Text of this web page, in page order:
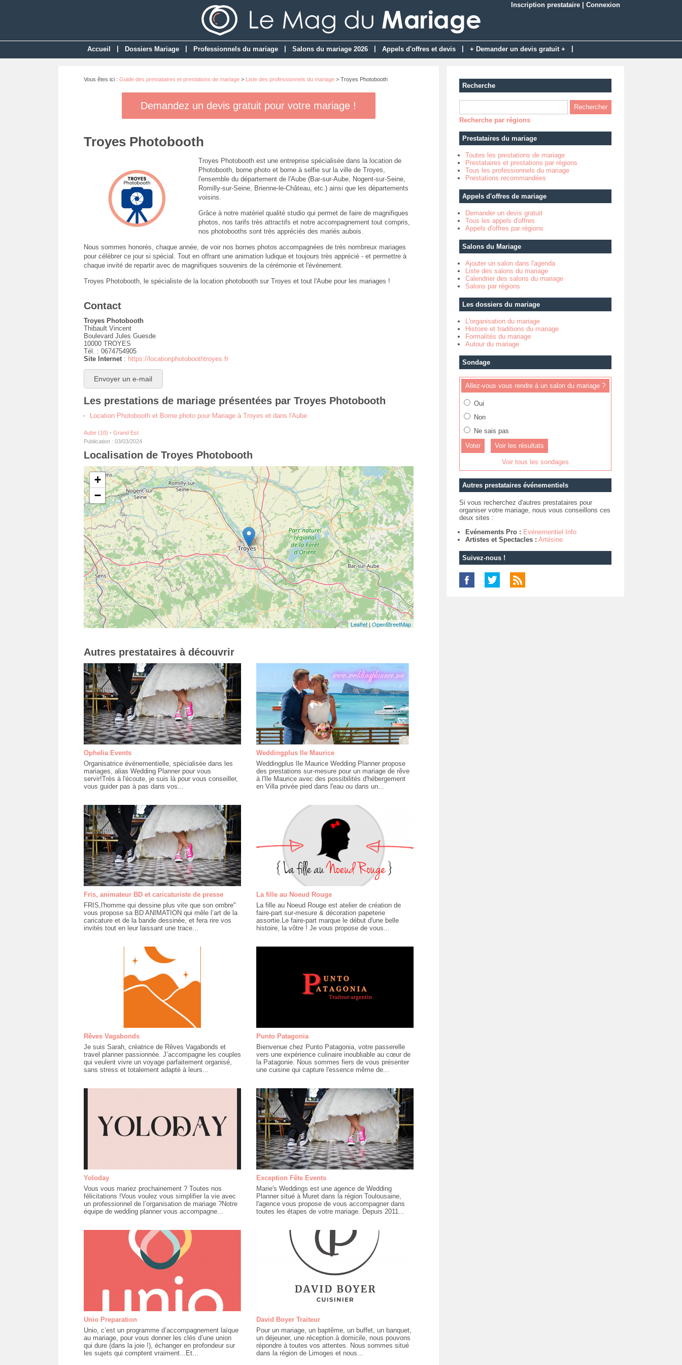
Inscription prestataire Connexion
Accueil Dossiers Mariage Professionnels du mariage Salons du mariage 2026 Appels d'offres et devis + Demander un devis gratuit +
Vous êtes ici : Guide des prestataires et prestations de mariage> Liste des professionnels du mariage> Troyes Photobooth
Demandez un devis gratuit pour votre mariage !
Troyes Photobooth
Troyes Photobooth est une entreprise spécialisée dans la location de
Photobooth, borne photo et borne à selfie sur la ville de Troyes,
l'ensemble du département de l'Aube (Bar-sur-Aube, Nogent-sur-Seine,
Romilly-sur-Seine, Brienne-le-Château, etc.) ainsi que les départements
voisins.
Grâce à notre matériel qualité studio qui permet de faire de magnifiques
photos, nos tarifs très attractifs et notre accompagnement tout compris,
nos photobooths sont très appréciés des mariés aubois.
Nous sommes honorés, chaque année, de voir nos bornes photos accompagnées de très nombreux mariages
pour célébrer ce jour si spécial. Tout en offrant une animation ludique et toujours très apprécié - et permettre à
chaque invité de repartir avec de magnifiques souvenirs de la cérémonie et l'événement.
Troyes Photobooth, le spécialiste de la location photobooth sur Troyes et tout l'Aube pour les mariages !
Contact
Troyes Photobooth
Thibault Vincent
Boulevard Jules Guesde
10000 TROYES
Tél. : 0674754905
Site Internet: https://locationphotoboothtroyes.fr
Envoyer un e-mail
Les prestations de mariage présentées par Troyes Photobooth
Location Photobooth et Borne photo pour Mariage à Troyes et dans l'Aube
Aube (10) - Grand Est
Publication : 03/03/2024
Localisation de Troyes Photobooth
+
−
Leaflet| OpenStreetMap
Autres prestataires à découvrir
Ophelia Events
Organisatrice événementielle, spécialisée dans les
mariages, alias Wedding Planner pour vous
servir!Très à l'écoute, je suis là pour vous conseiller,
vous guider pas à pas dans vos...
Weddingplus Ile Maurice
Weddingplus Ile Maurice Wedding Planner propose
des prestations sur-mesure pour un mariage de rêve
à l'Ile Maurice avec des possibilités d'hébergement
en Villa privée pied dans l'eau ou dans un...
Fris, animateur BD et caricaturiste de presse
FRIS,l'homme qui dessine plus vite que son ombre"
vous propose sa BD ANIMATION qui mêle l’art de la
caricature et de la bande dessinée, et fera rire vos
invités tout en leur laissant une trace...
La fille au Noeud Rouge
La fille au Noeud Rouge est atelier de création de
faire-part sur-mesure & décoration papeterie
assortie.Le faire-part marque le début d'une belle
histoire, la vôtre ! Je vous propose de vous...
Rêves Vagabonds
Je suis Sarah, créatrice de Rêves Vagabonds et
travel planner passionnée. J’accompagne les couples
qui veulent vivre un voyage parfaitement organisé,
sans stress et totalement adapté à leurs...
Punto Patagonia
Bienvenue chez Punto Patagonia, votre passerelle
vers une expérience culinaire inoubliable au cœur de
la Patagonie. Nous sommes fiers de vous présenter
une cuisine qui capture l'essence même de...
Yoloday
Vous vous mariez prochainement ? Toutes nos
félicitations !Vous voulez vous simplifier la vie avec
un professionnel de l’organisation de mariage ?Notre
équipe de wedding planner vous accompagne...
Exception Fête Events
Marie's Weddings est une agence de Wedding
Planner situé à Muret dans la région Toulousaine,
l'agence vous propose de vous accompagner dans
toutes les étapes de votre mariage. Depuis 2011...
Unio Preparation
Unio, c’est un programme d’accompagnement laïque
au mariage, pour vous donner les clés d’une union
qui dure (dans la joie !), échanger en profondeur sur
les sujets qui comptent vraiment...Et...
David Boyer Traiteur
Pour un mariage, un baptême, un buffet, un banquet,
un déjeuner, une réception à domicile, nous pouvons
répondre à toutes vos attentes. Nous sommes situé
dans la région de Limoges et nous...
Recherche
Recherche par régions
Prestataires du mariage
Toutes les prestations de mariage
Prestataires et prestations par régions
Tous les professionnels du mariage
Prestations recommandées
Appels d'offres de mariage
Demander un devis gratuit
Tous les appels d'offres
Appels d'offres par régions
Salons du Mariage
Ajouter un salon dans l'agenda
Liste des salons du mariage
Calendrier des salons du mariage
Salons par régions
Les dossiers du mariage
L'organisation du mariage
Histoire et traditions du mariage
Formalités du mariage
Autour du mariage
Sondage
Allez-vous vous rendre à un salon du mariage ?
Oui
Non
Ne sais pas
Voir les résultats
Voir tous les sondages
Autres prestataires événementiels
Si vous recherchez d'autres prestataires pour
organiser votre mariage, nous vous conseillons ces
deux sites :
Evénements Pro : Evénementiel Info
Artistes et Spectacles : Artésine
Suivez-nous !